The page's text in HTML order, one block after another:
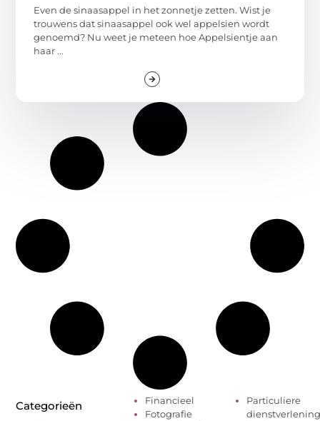
Even de sinaasappel in het zonnetje zetten. Wist je
trouwens dat sinaasappel ook wel appelsien wordt
genoemd? Nu weet je meteen hoe Appelsientje aan
haar ...
Categorieën
Financieel
Fotografie
Particuliere
dienstverlening